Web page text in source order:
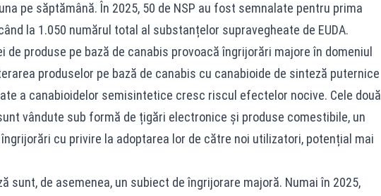
pe săptămână. În 2025, 50 de NSP au fost semnalate pentru prima
la 1.050 numărul total al substanțelor supravegheate de EUDA.
produse pe bază de canabis provoacă îngrijorări majore în domeniul
produselor pe bază de canabis cu canabioide de sinteză puternice
a canabioidelor semisintetice cresc riscul efectelor nocive. Cele două
vândute sub formă de țigări electronice și produse comestibile, un
cu privire la adoptarea lor de către noi utilizatori, potențial mai
sunt, de asemenea, un subiect de îngrijorare majoră. Numai în 2025,